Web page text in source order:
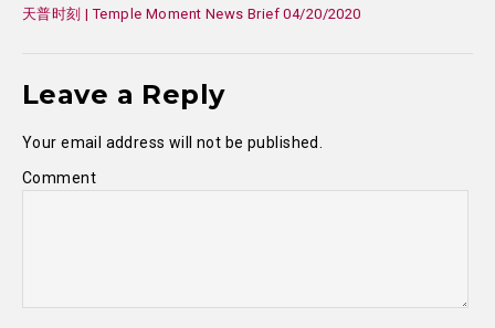
天普时刻 | Temple Moment News Brief 04/20/2020
Leave a Reply
Your email address will not be published.
Comment